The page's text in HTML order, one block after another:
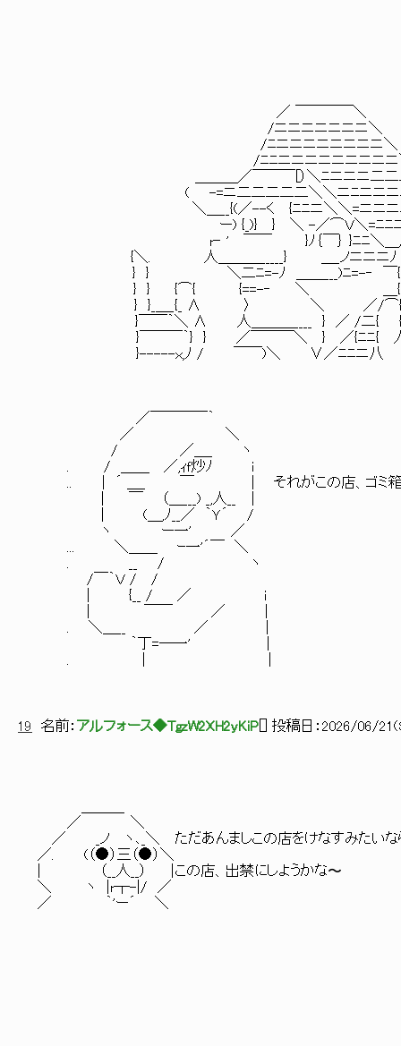
／ ￣￣￣￣＼
/ニニニニニニニ＼
/ﾆニニニニニニニ
/ﾆﾆニニニニニニニニ
＿＿＿／￣￣￣[）＼ﾆニニニ二
( -=ニ二二二二二＼＼ニﾆニ
＼＿__{(／--く {ﾆﾆニ＼＼=ニニニニ} /
ー) {_)} } ＼ -／⌒Ｖ＼=ﾆﾆニ/ /
r‐ ' ￣￣ }ﾉ｛￣｝ }ﾆﾆ＼＿/
{＼. 人＿＿＿_____} ＿_ノニニ
} } ＼二ﾆ=-ﾉ ＿＿___)ﾆ=-‐ ￣{
} } {⌒{ {==-‐ ＼ ＿{_／⌒＼＿_,
} }_＿_{_ ∧ 〉 ＼ ／/⌒{ /
}￣￣｀＼ ∧ 人＿＿＿____ } ／ /二{ { } まぁ
}￣￣￣｀} } ／￣￣￣＼ } ／{
}-----ｘ,ﾉ / ￣￣)＼ ∨／ﾆﾆニ八 /＼＿＿____／
／￣￣￣￣｀
／ ＼
/ ／＿_ ヽ
. / ＿＿ ／,ｨｆ炒ﾉ i
.. | ´ ＿_ ￣ | それがこの店、ゴミ箱亭で
| ￣ （＿___) _,人__ │
| (＿,ﾉ__／ ｀Ｙ´ /
ヽ ー一' ／
... ＼＿＿ ｰ一'´￣ ＼
. __ / ヽ
/￣｀Ｖ / /
| {__ / ／ i
| ￣￣ ／ |
. ＼＿__ ／ |
｀丁=―一' |
19 名前： アルフォース◆TgzW2XH2yKiP ] 投稿日： 2026/06/
／ ＼
／ _ノ ヽ､_＼ ただあんましこの店をけなすみたいな
／. (（●）三（●）＼
| （__人__） | この店、出禁にしようかな〜
＼ ヽ |r┬-|/ ／
／ ｀'ー´ ＼